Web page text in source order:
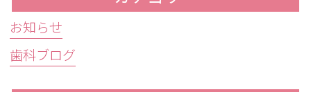
お知らせ
歯科ブログ